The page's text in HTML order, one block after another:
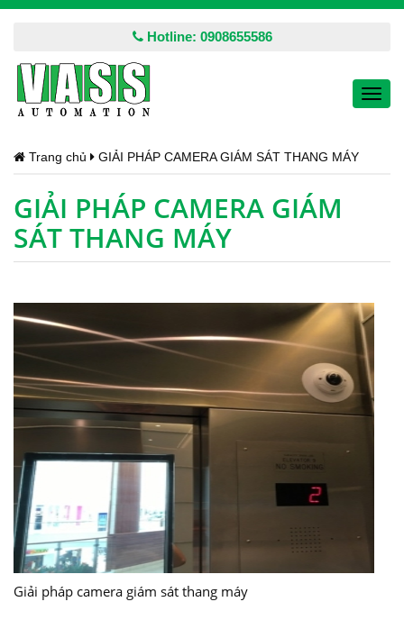
Hotline: 0908655586
Trang chủ GIẢI PHÁP CAMERA GIÁM SÁT THANG MÁY
GIẢI PHÁP CAMERA GIÁM
SÁT THANG MÁY
Giải pháp camera giám sát thang máy